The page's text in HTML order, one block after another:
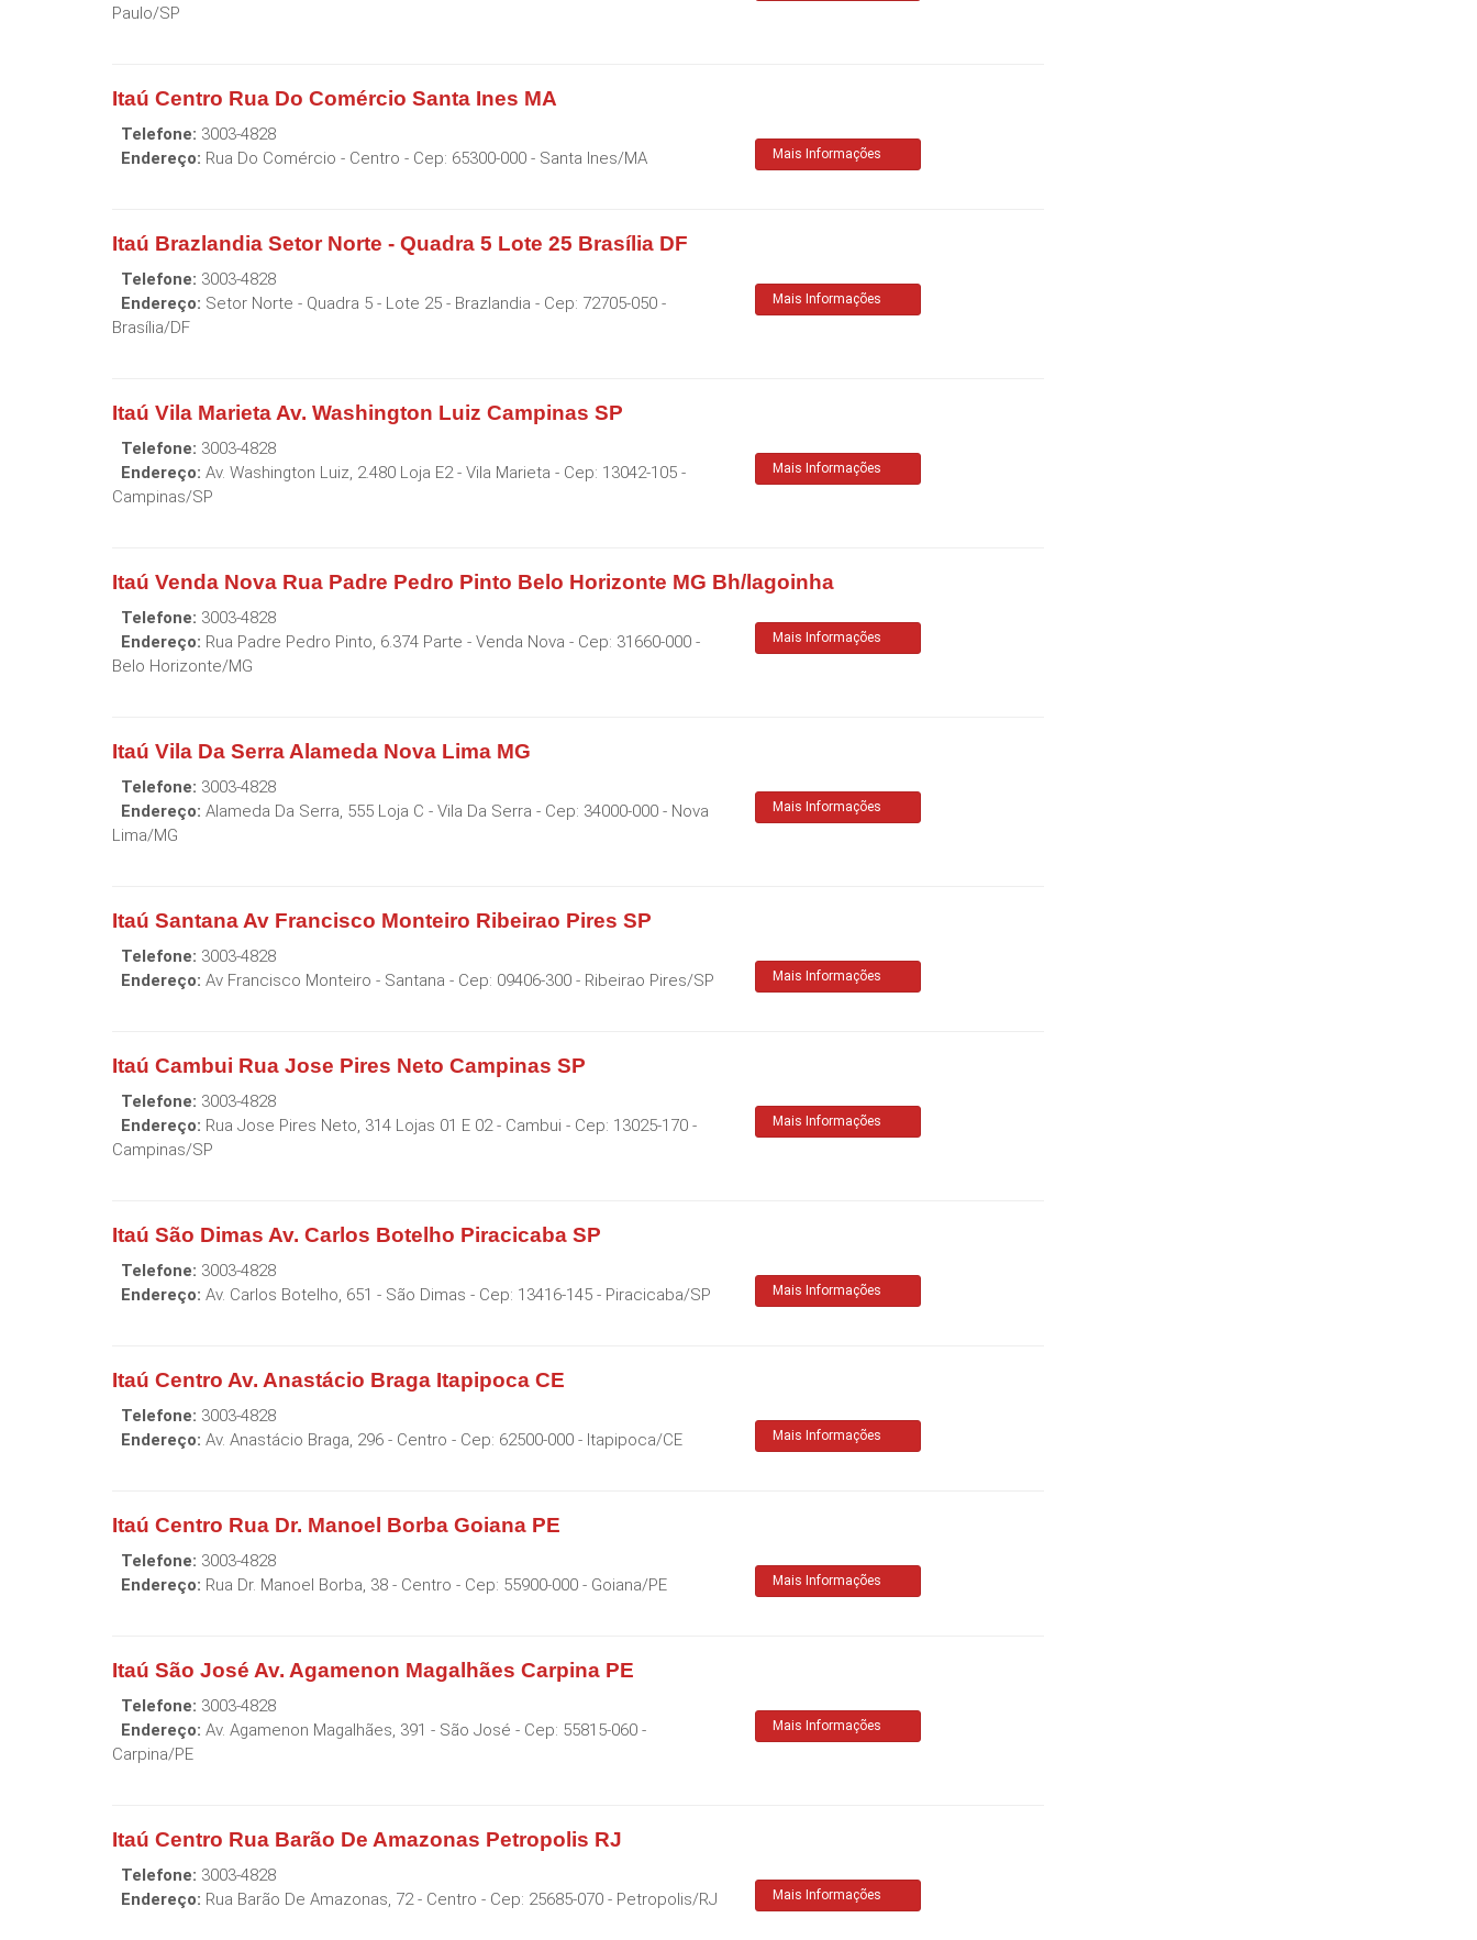
Paulo/SP
Itaú Centro Rua Do Comércio Santa Ines MA
Telefone: 3003-4828
Endereço: Rua Do Comércio - Centro - Cep: 65300-000 - Santa Ines/MA Mais Informações
Itaú Brazlandia Setor Norte - Quadra 5 Lote 25 Brasília DF
Telefone: 3003-4828
Endereço: Setor Norte - Quadra 5 - Lote 25 - Brazlandia - Cep: 72705-050 -
Brasília/DF
Mais Informações
Itaú Vila Marieta Av. Washington Luiz Campinas SP
Telefone: 3003-4828
Endereço: Av. Washington Luiz, 2.480 Loja E2 - Vila Marieta - Cep: 13042-105 -
Campinas/SP
Mais Informações
Itaú Venda Nova Rua Padre Pedro Pinto Belo Horizonte MG Bh/lagoinha
Telefone: 3003-4828
Endereço: Rua Padre Pedro Pinto, 6.374 Parte - Venda Nova - Cep: 31660-000 -
Belo Horizonte/MG
Mais Informações
Itaú Vila Da Serra Alameda Nova Lima MG
Telefone: 3003-4828
Endereço: Alameda Da Serra, 555 Loja C - Vila Da Serra - Cep: 34000-000 - Nova
Lima/MG
Mais Informações
Itaú Santana Av Francisco Monteiro Ribeirao Pires SP
Telefone: 3003-4828
Endereço: Av Francisco Monteiro - Santana - Cep: 09406-300 - Ribeirao Pires/SP Mais Informações
Itaú Cambui Rua Jose Pires Neto Campinas SP
Telefone: 3003-4828
Endereço: Rua Jose Pires Neto, 314 Lojas 01 E 02 - Cambui - Cep: 13025-170 -
Campinas/SP
Mais Informações
Itaú São Dimas Av. Carlos Botelho Piracicaba SP
Telefone: 3003-4828
Endereço: Av. Carlos Botelho, 651 - São Dimas - Cep: 13416-145 - Piracicaba/SP Mais Informações
Itaú Centro Av. Anastácio Braga Itapipoca CE
Telefone: 3003-4828
Endereço: Av. Anastácio Braga, 296 - Centro - Cep: 62500-000 - Itapipoca/CE Mais Informações
Itaú Centro Rua Dr. Manoel Borba Goiana PE
Telefone: 3003-4828
Endereço: Rua Dr. Manoel Borba, 38 - Centro - Cep: 55900-000 - Goiana/PE Mais Informações
Itaú São José Av. Agamenon Magalhães Carpina PE
Telefone: 3003-4828
Endereço: Av. Agamenon Magalhães, 391 - São José - Cep: 55815-060 -
Carpina/PE
Mais Informações
Itaú Centro Rua Barão De Amazonas Petropolis RJ
Telefone: 3003-4828
Endereço: Rua Barão De Amazonas, 72 - Centro - Cep: 25685-070 - Petropolis/RJ Mais Informações